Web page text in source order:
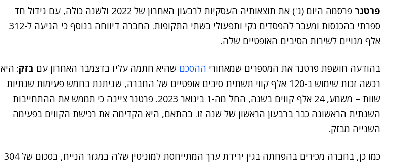
פרטנר
פרסמה היום (ג') את תוצאותיה העסקיות לרבעון האחרון של 2022 ולשנה כולה, עם גידול חד
ספרתי בהכנסות ומעבר להפסדים נקי ותפעולי בשתי התקופות. החברה דיווחה בנוסף כי הגיעה ל-312
אלף מנויים לשירות הסיבים האופטיים שלה.
בהודעה חושפת פרטנר את המספרים שמאחורי ההסכם שהיא חתמה עליו בדצמבר האחרון עם בזק: היא
רכשה זכות שימוש ב-120 אלף קווי תשתית סיבים אופטיים של החברה, שניתנת בחמש פעימות שנתיות
שוות – משמע, 24 אלף קווים בשנה, החל מה-1 בינואר 2023. פרטנר ציינה כי תממש את ההתחייבות
השנתית הראשונה כבר ברבעון הראשון של שנה זו. בהתאם, היא הקדימה את רכישת הקווים בפעימה
השנייה מבזק.
כמו כן, בחברה מכירים בהפחתה בגין ירידת ערך המתייחסת למוניטין שלה במגזר הנייח, בסכום של 304